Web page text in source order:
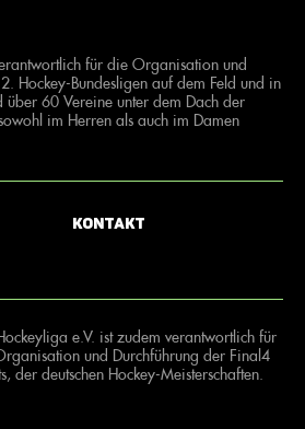
für die Organisation und
Hockey-Bundesligen auf dem Feld und in
über 60 Vereine unter dem Dach der
im Herren als auch im Damen
Kontakt
e.V. ist zudem verantwortlich für
und Durchführung der Final4
der deutschen Hockey-Meisterschaften.